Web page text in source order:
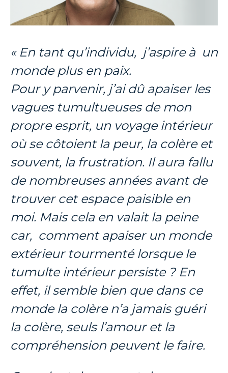
« En tant qu’individu, j’aspire à un
monde plus en paix.
Pour y parvenir, j’ai dû apaiser les
vagues tumultueuses de mon
propre esprit, un voyage intérieur
où se côtoient la peur, la colère et
souvent, la frustration. Il aura fallu
de nombreuses années avant de
trouver cet espace paisible en
moi. Mais cela en valait la peine
car, comment apaiser un monde
extérieur tourmenté lorsque le
tumulte intérieur persiste ? En
effet, il semble bien que dans ce
monde la colère n’a jamais guéri
la colère, seuls l’amour et la
compréhension peuvent le faire.